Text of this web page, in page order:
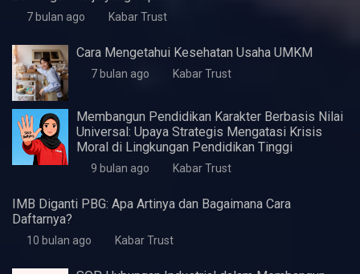
KWaS Hadir di JIFFINA 2026 (Jogja
International Furniture & Craft Fair Indonesia)
5 bulan ago Kabar Trust
Pentingnya Skill Negosiasi
Perlukah UMKM Menyusun Laporan Keuangan?
7 bulan ago Kabar Trust
Peluang Karir di Bidang Teknik Industri: Menelusuri
Lowongan Kerja dan Perspektifnya
7 bulan ago Kabar Trust